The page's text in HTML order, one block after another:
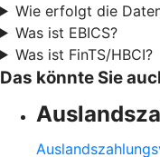
Wie erfolgt die
Was ist EBICS?
Was ist FinTS/HBCI?
Das könnte Sie